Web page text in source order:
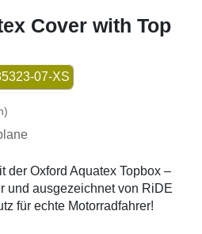
Cover with Top
07-XS
der Oxford Aquatex Topbox –
ausgezeichnet von RiDE
für echte Motorradfahrer!